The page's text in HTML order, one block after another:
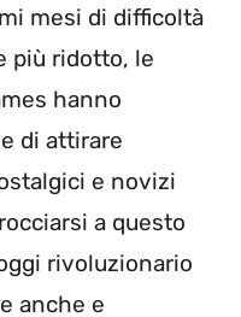
mesi di difficoltà
più ridotto, le
hanno
di attirare
e novizi
a questo
rivoluzionario
anche e